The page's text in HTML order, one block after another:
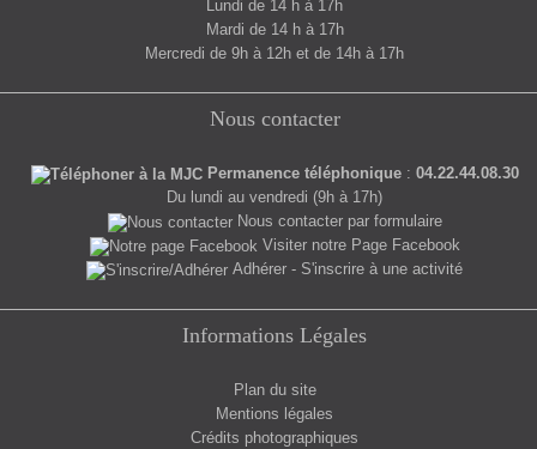
Lundi de 14 h à 17h
Mardi de 14 h à 17h
Mercredi de 9h à 12h et de 14h à 17h
Nous contacter
Permanence téléphonique: 04.22.44.08.30
Du lundi au vendredi (9h à 17h)
Nous contacter par formulaire
Visiter notre Page Facebook
Adhérer - S'inscrire à une activité
Informations Légales
Plan du site
Mentions légales
Crédits photographiques